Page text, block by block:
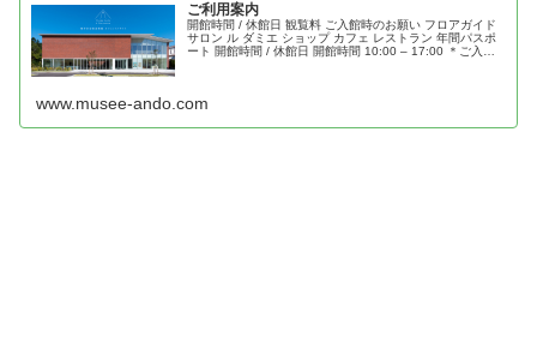
ご利用案内
開館時間 / 休館日 観覧料 ご入館時のお願い フロアガイド
サロン ル ダミエ ショップ カフェ レストラン 年間パスポ
ート 開館時間 / 休館日 開館時間 10:00 – 17:00 ＊ご入館
www.musee-ando.com